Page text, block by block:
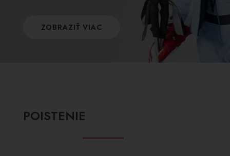
ZOBRAZIŤ VIAC
POISTENIE